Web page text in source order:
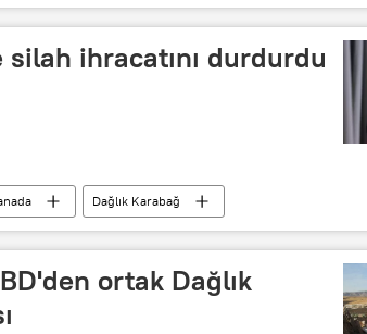
Ekonomik kriz
silah ihracatını durdurdu
Dağlık Karabağ
ortak Dağlık